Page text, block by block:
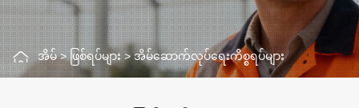
အိမ်>ဖြစ်ရပ်များ>အိမ်ဆောက်လုပ်ရေးကိစ္စရပ်များ